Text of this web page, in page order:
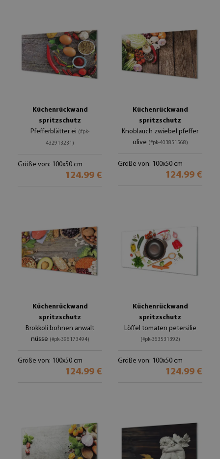
Küchenrückwand
spritzschutz
Pfefferblätter ei (#pk-
432913231)
Größe von: 100x50 cm
124.99 €
Küchenrückwand
spritzschutz
Knoblauch zwiebel pfeffer
olive (#pk-403851568)
Größe von: 100x50 cm
124.99 €
Küchenrückwand
spritzschutz
Brokkoli bohnen anwalt
nüsse (#pk-396173494)
Größe von: 100x50 cm
124.99 €
Küchenrückwand
spritzschutz
Löffel tomaten petersilie
(#pk-363531392)
Größe von: 100x50 cm
124.99 €